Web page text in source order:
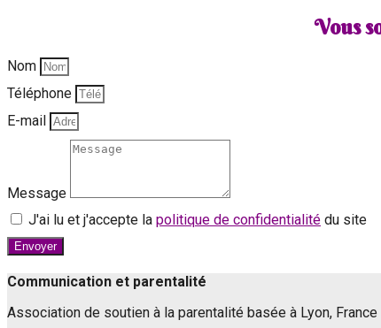
Vous
Nom
Téléphone
E-mail
Message
J'ai lu et j'accepte la politique de confidentialité du site
Envoyer
Communication et parentalité
Association de soutien à la parentalité basée à Lyon, France